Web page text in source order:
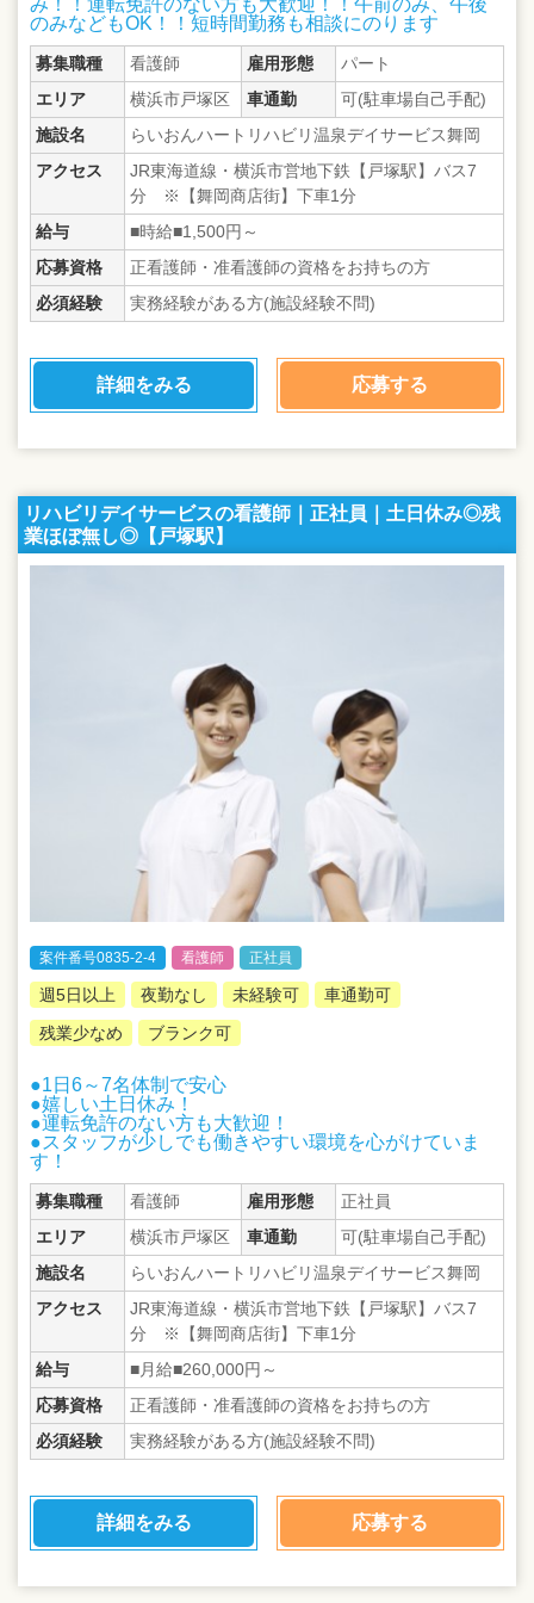
み！！運転免許のない方も大歓迎！！午前のみ、午後
のみなどもOK！！短時間勤務も相談にのります
募集職種 看護師 雇用形態
パート
エリア
横浜市戸塚区 車通勤
可(駐車場自己手配)
施設名
らいおんハートリハビリ温泉デイサービス舞岡
アクセス
JR東海道線・横浜市営地下鉄【戸塚駅】バス7
分 ※【舞岡商店街】下車1分
給与
■時給■1,500円～
応募資格
正看護師・准看護師の資格をお持ちの方
必須経験
実務経験がある方(施設経験不問)
詳細をみる 応募する
リハビリデイサービスの看護師｜正社員｜土日休み◎残
業ほぼ無し◎【戸塚駅】
案件番号0835-2-4 看護師 正社員
週5日以上 夜勤なし 未経験可
車通勤可
残業少なめ
ブランク可
●1日6～7名体制で安心
●嬉しい土日休み！
●運転免許のない方も大歓迎！
●スタッフが少しでも働きやすい環境を心がけていま
す！
募集職種 看護師 雇用形態
正社員
エリア
横浜市戸塚区 車通勤
可(駐車場自己手配)
施設名
らいおんハートリハビリ温泉デイサービス舞岡
アクセス
JR東海道線・横浜市営地下鉄【戸塚駅】バス7
分 ※【舞岡商店街】下車1分
給与
■月給■260,000円～
応募資格
正看護師・准看護師の資格をお持ちの方
必須経験
実務経験がある方(施設経験不問)
詳細をみる 応募する